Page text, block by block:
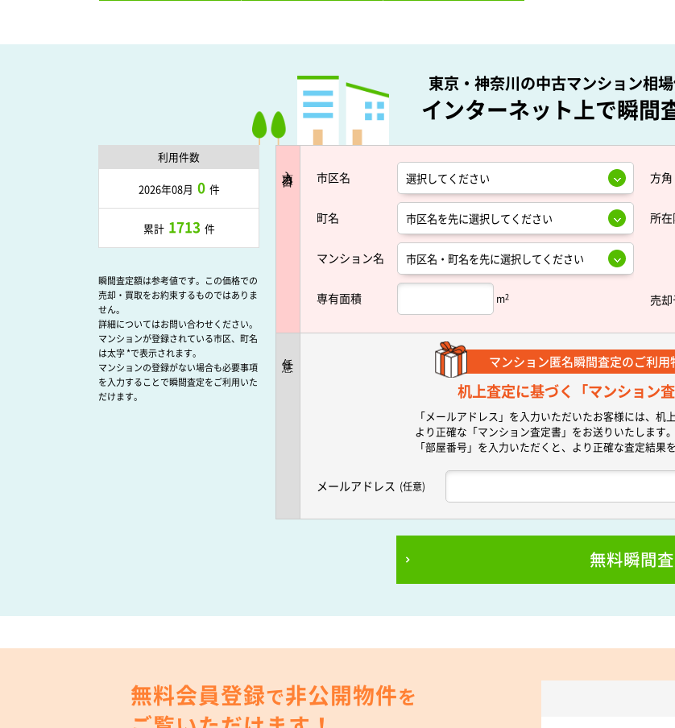
東京・神奈川の中古マンション相
インターネット上で瞬間
利用件数
2026年08月 0 件
累計 1713 件
市区名
町名
マンション名
専有面積 m2
方角
所
売
マンション匿名瞬間査定のご利用
机上査定に基づく 「マンション
「メールアドレス」を入力いただいたお客様には、机
より正確な 「マンション査定書」 をお送りいたします。
「部屋番号」を入力いただくと、より正確な査定結果
メールアドレス (任意)
無料瞬間
瞬間査定額は参考値です。この価格での
売却・買取をお約束するものではありま
せん。
詳細についてはお問い合わせください。
マンションが登録されている市区、町名
は太字 *で表示されます。
マンションの登録がない場合も必要事項
を入力することで瞬間査定をご利用いた
だけます。
無料会員登録で非公開物件を